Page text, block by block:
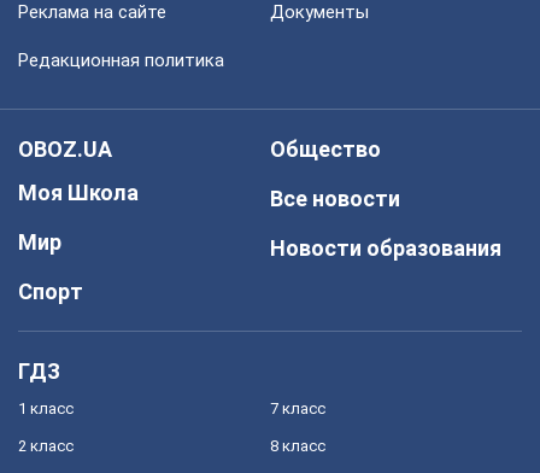
Реклама на сайте Документы
Редакционная политика
OBOZ.UA
Моя Школа
Мир
Спорт
Общество
Все новости
Новости образования
ГДЗ
1 класс
2 класс
7 класс
8 класс